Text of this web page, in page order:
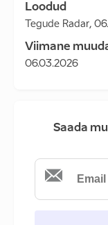
Loodud
Tegude Radar,
Viimane
06.03.2026
Saada